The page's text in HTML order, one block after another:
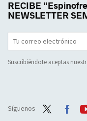
RECIBE
NEWSLETTER
Suscribiéndote aceptas
Síguenos